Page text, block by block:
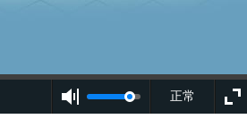
正常